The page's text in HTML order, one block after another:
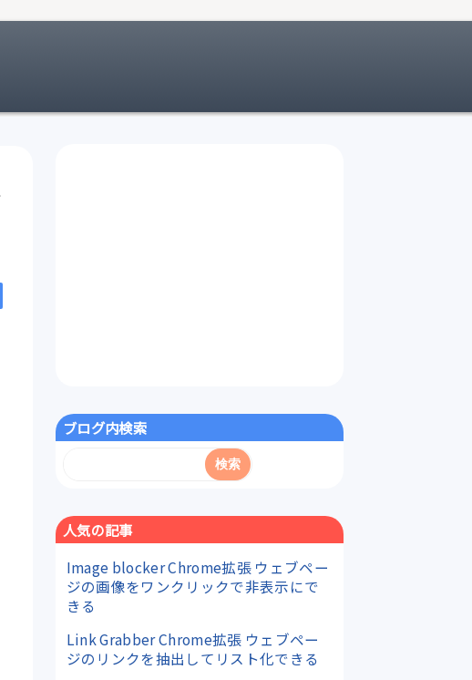
ブログ内検索
人気の記事
Image blocker Chrome拡張 ウェブペー
ジの画像をワンクリックで非表示にで
きる
Link Grabber Chrome拡張 ウェブペー
ジのリンクを抽出してリスト化できる